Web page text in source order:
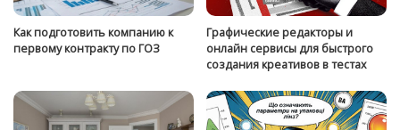
Как подготовить компанию к
первому контракту по ГОЗ
Графические редакторы и
онлайн сервисы для быстрого
создания креативов в тестах